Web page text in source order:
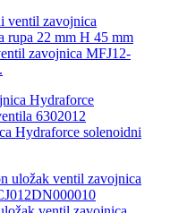
zavojnica MFJ12-
Hydraforce solenoidni